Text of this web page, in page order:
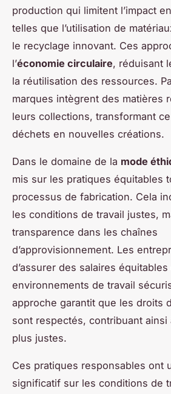
production qui limitent l’impact
telles que l’utilisation de
le recyclage innovant. Ces
l’économie circulaire, réduisant
la réutilisation des ressources.
marques intègrent des matières
leurs collections, transformant
déchets en nouvelles créations.
Dans le domaine de la mode
mis sur les pratiques équitables
processus de fabrication. Cela
les conditions de travail justes,
transparence dans les chaînes
d’approvisionnement. Les
d’assurer des salaires
environnements de travail
approche garantit que les droits
sont respectés, contribuant ainsi
plus justes.
Ces pratiques responsables ont
significatif sur les conditions de